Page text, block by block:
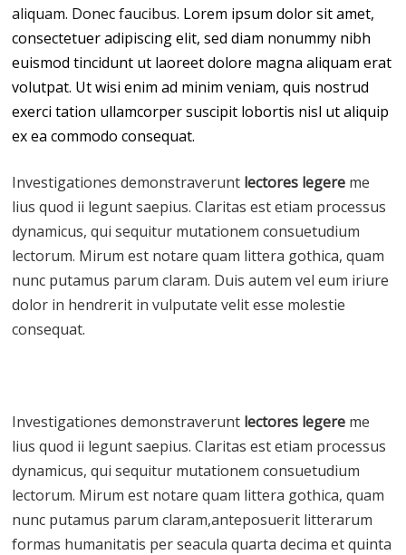
aliquam. Donec faucibus. Lorem ipsum dolor sit amet,
consectetuer adipiscing elit, sed diam nonummy nibh
euismod tincidunt ut laoreet dolore magna aliquam erat
volutpat. Ut wisi enim ad minim veniam, quis nostrud
exerci tation ullamcorper suscipit lobortis nisl ut aliquip
ex ea commodo consequat.
Investigationes demonstraverunt lectores legere me
lius quod ii legunt saepius. Claritas est etiam processus
dynamicus, qui sequitur mutationem consuetudium
lectorum. Mirum est notare quam littera gothica, quam
nunc putamus parum claram. Duis autem vel eum iriure
dolor in hendrerit in vulputate velit esse molestie
consequat.
Investigationes demonstraverunt lectores legere me
lius quod ii legunt saepius. Claritas est etiam processus
dynamicus, qui sequitur mutationem consuetudium
lectorum. Mirum est notare quam littera gothica, quam
nunc putamus parum claram,anteposuerit litterarum
formas humanitatis per seacula quarta decima et quinta